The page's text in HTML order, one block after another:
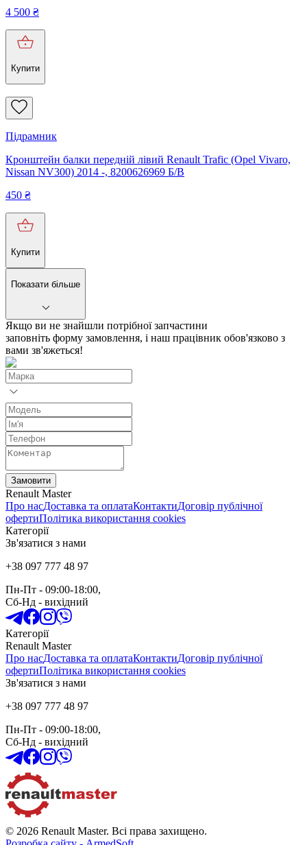
4 500 ₴
Купити
Підрамник
Кронштейн балки передній лівий Renault Trafic (Opel Vivaro,
Nissan NV300) 2014 -, 8200626969 Б/В
450 ₴
Купити
Показати більше
Якщо ви не знайшли потрібної запчастини
заповніть форму замовлення, і наш працівник обов'язково з
вами зв'яжеться!
Замовити
Renault Master
Про насДоставка та оплатаКонтактиДоговір публічної
офертиПолітика використання cookies
Категорії
Зв'язатися з нами
+38 097 777 48 97
Пн-Пт - 09:00-18:00,
Сб-Нд - вихідний
Категорії
Renault Master
Про насДоставка та оплатаКонтактиДоговір публічної
офертиПолітика використання cookies
Зв'язатися з нами
+38 097 777 48 97
Пн-Пт - 09:00-18:00,
Сб-Нд - вихідний
© 2026 Renault Master. Всі права захищено.